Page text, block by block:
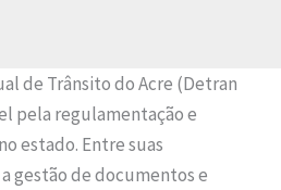
de Trânsito do Acre (Detran
pela regulamentação e
estado. Entre suas
gestão de documentos e